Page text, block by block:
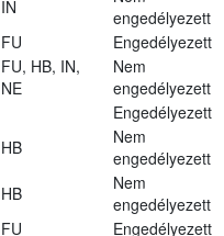
IN
engedélyezett
FU Engedélyezett
FU, HB, IN,
NE
Nem
engedélyezett
Engedélyezett
HB
Nem
engedélyezett
HB
Nem
engedélyezett
FU Engedélyezett